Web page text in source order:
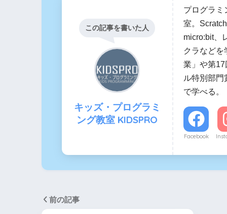
この記事を書いた人
キッズ・プログラミ
ング教室 KIDSPRO
プログラミ
室。
micro:bit、
クラなど
業」や第
ル特別部
で学べる。
Facebook
前の記事